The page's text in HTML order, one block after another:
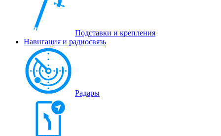
Подставки и крепления
Навигация и радиосвязь
Радары